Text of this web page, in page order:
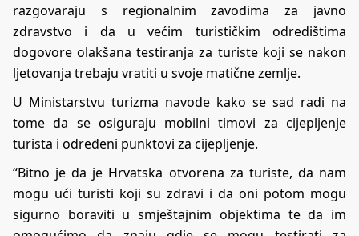
razgovaraju s regionalnim zavodima za javno
zdravstvo i da u većim turističkim odredištima
dogovore olakšana testiranja za turiste koji se nakon
ljetovanja trebaju vratiti u svoje matične zemlje.
U Ministarstvu turizma navode kako se sad radi na
tome da se osiguraju mobilni timovi za cijepljenje
turista i određeni punktovi za cijepljenje.
“Bitno je da je Hrvatska otvorena za turiste, da nam
mogu ući turisti koji su zdravi i da oni potom mogu
sigurno boraviti u smještajnim objektima te da im